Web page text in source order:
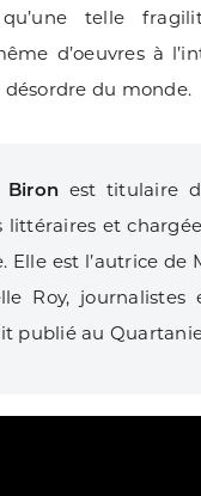
telle
d’oeuvres à
du monde.
Biron est titulaire
littéraires et
Elle est l’autrice de
Roy, journalistes
publié au